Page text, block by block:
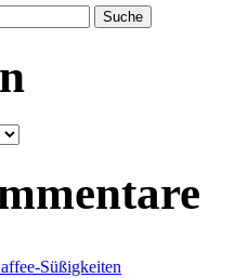
Süßigkeiten